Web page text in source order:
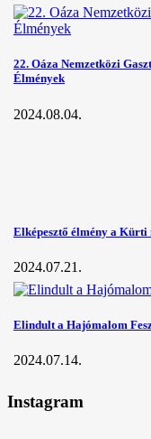
22. Oáza Nemzetközi
Élmények
2024.08.04.
Elképesztő élmény a
2024.07.21.
Elindult a Hajómalom
2024.07.14.
Instagram